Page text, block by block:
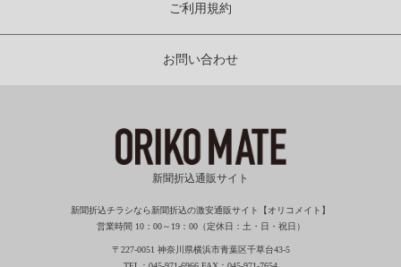
ご利用規約
お問い合わせ
新聞折込通販サイト
新聞折込チラシなら新聞折込の激安通販サイト【オリコメイト】
営業時間 10：00～19：00（定休日：土・日・祝日）
〒227-0051 神奈川県横浜市青葉区千草台43-5